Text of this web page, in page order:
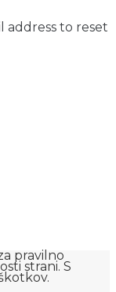
address to reset
pravilno
strani. S